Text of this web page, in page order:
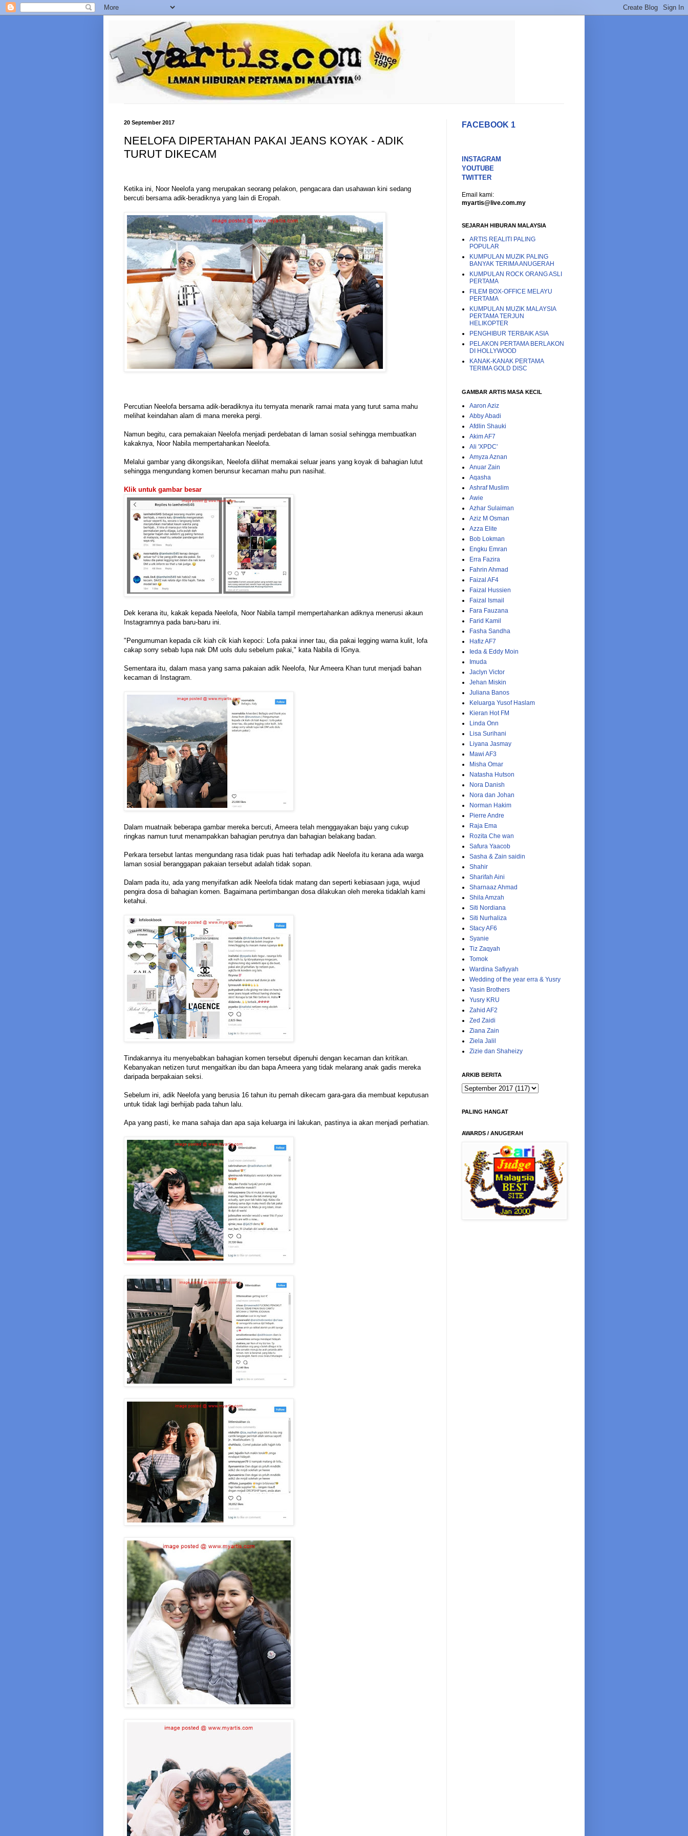
20 September 2017
NEELOFA DIPERTAHAN PAKAI JEANS KOYAK - ADIK
TURUT DIKECAM
Ketika ini, Noor Neelofa yang merupakan seorang pelakon, pengacara dan usahawan kini sedang
bercuti bersama adik-beradiknya yang lain di Eropah.
Percutian Neelofa bersama adik-beradiknya itu ternyata menarik ramai mata yang turut sama mahu
melihat keindahan alam di mana mereka pergi.
Namun begitu, cara pemakaian Neelofa menjadi perdebatan di laman sosial sehingga membuatkan
kakaknya, Noor Nabila mempertahankan Neelofa.
Melalui gambar yang dikongsikan, Neelofa dilihat memakai seluar jeans yang koyak di bahagian lutut
sehingga mengundang komen berunsur kecaman mahu pun nasihat.
Klik untuk gambar besar
Dek kerana itu, kakak kepada Neelofa, Noor Nabila tampil mempertahankan adiknya menerusi akaun
Instagramnya pada baru-baru ini.
"Pengumuman kepada cik kiah cik kiah kepoci: Lofa pakai inner tau, dia pakai legging warna kulit, lofa
cakap sorry sebab lupa nak DM uols dulu sebelum pakai," kata Nabila di IGnya.
Sementara itu, dalam masa yang sama pakaian adik Neelofa, Nur Ameera Khan turut menjadi bahan
kecaman di Instagram.
Dalam muatnaik beberapa gambar mereka bercuti, Ameera telah menggayakan baju yang cukup
ringkas namun turut menampakkan bahagian perutnya dan bahagian belakang badan.
Perkara tersebut lantas mengundang rasa tidak puas hati terhadap adik Neelofa itu kerana ada warga
laman sosial beranggapan pakaian tersebut adalah tidak sopan.
Dalam pada itu, ada yang menyifatkan adik Neelofa tidak matang dan seperti kebiasaan juga, wujud
pengira dosa di bahagian komen. Bagaimana pertimbangan dosa dilakukan oleh mereka tidaklah kami
ketahui.
Tindakannya itu menyebabkan bahagian komen tersebut dipenuhi dengan kecaman dan kritikan.
Kebanyakan netizen turut mengaitkan ibu dan bapa Ameera yang tidak melarang anak gadis mereka
daripada berpakaian seksi.
Sebelum ini, adik Neelofa yang berusia 16 tahun itu pernah dikecam gara-gara dia membuat keputusan
untuk tidak lagi berhijab pada tahun lalu.
Apa yang pasti, ke mana sahaja dan apa saja keluarga ini lakukan, pastinya ia akan menjadi perhatian.
FACEBOOK 1
INSTAGRAM
YOUTUBE
TWITTER
Email kami:
myartis@live.com.my
SEJARAH HIBURAN MALAYSIA
ARTIS REALITI PALING
POPULAR
KUMPULAN MUZIK PALING
BANYAK TERIMA ANUGERAH
KUMPULAN ROCK ORANG ASLI
PERTAMA
FILEM BOX-OFFICE MELAYU
PERTAMA
KUMPULAN MUZIK MALAYSIA
PERTAMA TERJUN
HELIKOPTER
PENGHIBUR TERBAIK ASIA
PELAKON PERTAMA BERLAKON
DI HOLLYWOOD
KANAK-KANAK PERTAMA
TERIMA GOLD DISC
GAMBAR ARTIS MASA KECIL
Aaron Aziz
Abby Abadi
Afdlin Shauki
Akim AF7
Ali 'XPDC'
Amyza Aznan
Anuar Zain
Aqasha
Ashraf Muslim
Awie
Azhar Sulaiman
Aziz M Osman
Azza Elite
Bob Lokman
Engku Emran
Erra Fazira
Fahrin Ahmad
Faizal AF4
Faizal Hussien
Faizal Ismail
Fara Fauzana
Farid Kamil
Fasha Sandha
Hafiz AF7
Ieda & Eddy Moin
Imuda
Jaclyn Victor
Jehan Miskin
Juliana Banos
Keluarga Yusof Haslam
Kieran Hot FM
Linda Onn
Lisa Surihani
Liyana Jasmay
Mawi AF3
Misha Omar
Natasha Hutson
Nora Danish
Nora dan Johan
Norman Hakim
Pierre Andre
Raja Ema
Rozita Che wan
Safura Yaacob
Sasha & Zain saidin
Shahir
Sharifah Aini
Sharnaaz Ahmad
Shila Amzah
Siti Nordiana
Siti Nurhaliza
Stacy AF6
Syanie
Tiz Zaqyah
Tomok
Wardina Safiyyah
Wedding of the year erra & Yusry
Yasin Brothers
Yusry KRU
Zahid AF2
Zed Zaidi
Ziana Zain
Ziela Jalil
Zizie dan Shaheizy
ARKIB BERITA
PALING HANGAT
AWARDS / ANUGERAH